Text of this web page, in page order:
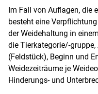
Im Fall von Auflagen, die
besteht eine
der Weidehaltung in
die Tierkategorie/-
(Feldstück), Beginn und
Weidezeiträume je
Hinderungs- und